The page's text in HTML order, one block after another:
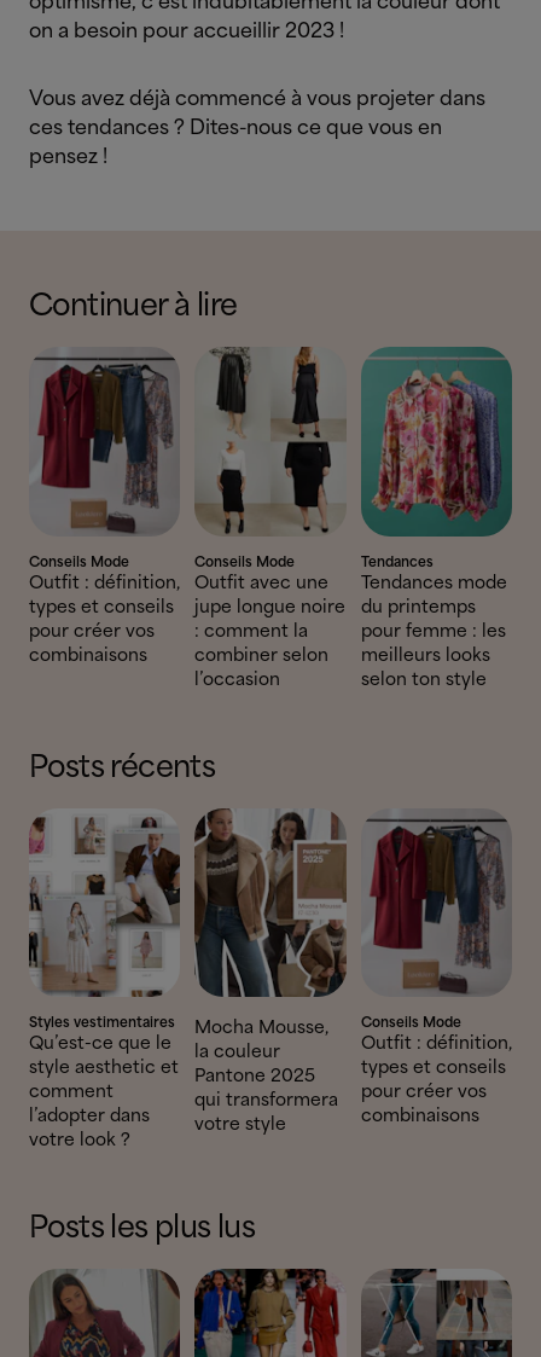
on a besoin pour accueillir 2023 !
Vous avez déjà commencé à vous projeter dans
ces tendances ? Dites-nous ce que vous en
pensez !
Continuer à lire
Conseils Mode
Outfit : définition,
types et conseils
pour créer vos
combinaisons
Conseils Mode
Outfit avec une
jupe longue noire
: comment la
combiner selon
l’occasion
Tendances
Tendances mode
du printemps
pour femme : les
meilleurs looks
selon ton style
Posts récents
Styles vestimentaires
Qu’est-ce que le
style aesthetic et
comment
l’adopter dans
votre look ?
Mocha Mousse,
la couleur
Pantone 2025
qui transformera
votre style
Conseils Mode
Outfit : définition,
types et conseils
pour créer vos
combinaisons
Posts les plus lus